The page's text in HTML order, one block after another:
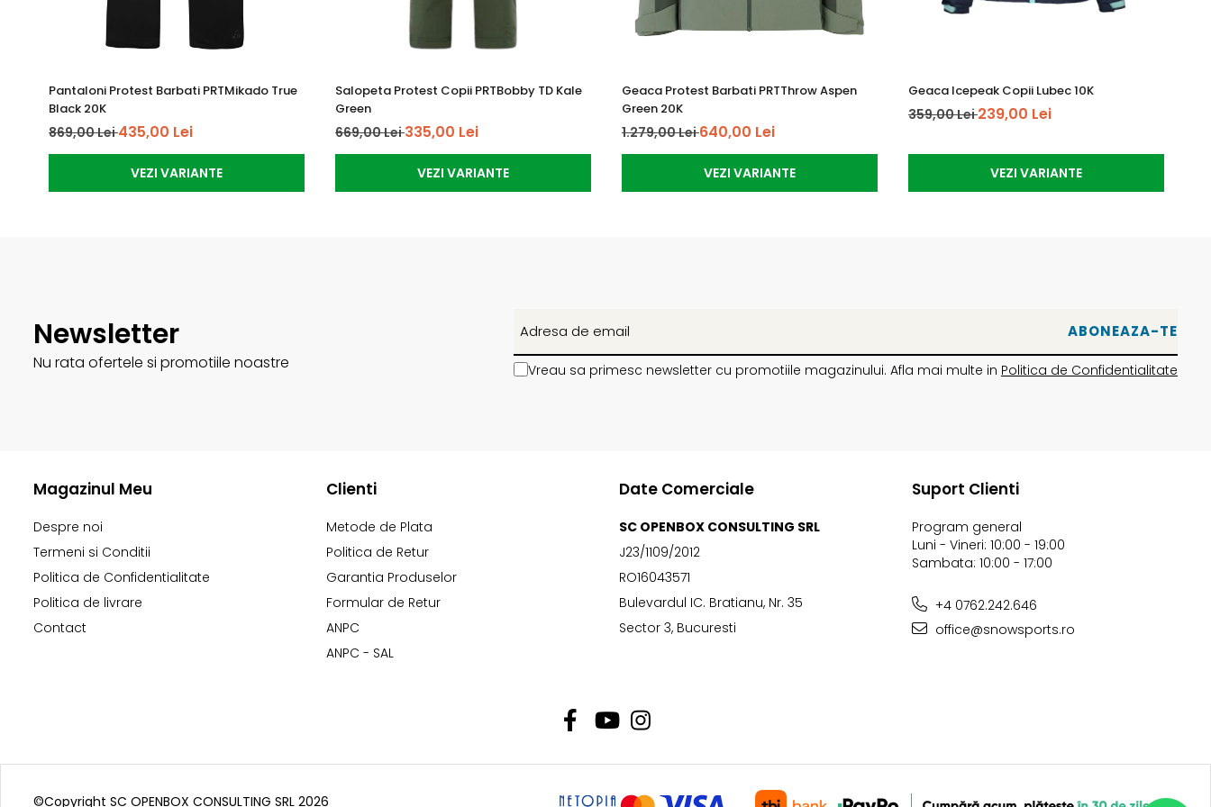
Pantaloni Protest Barbati PRTMikado True
Black 20K
869,00 Lei435,00 Lei
VEZI VARIANTE
Salopeta Protest Copii PRTBobby TD Kale
Green
669,00 Lei335,00 Lei
VEZI VARIANTE
Geaca Protest Barbati PRTThrow Aspen
Green 20K
1.279,00 Lei640,00 Lei
VEZI VARIANTE
Geaca Icepeak Copii Lubec 10K
359,00 Lei239,00 Lei
VEZI VARIANTE
Newsletter
Nu rata ofertele si promotiile noastre Vreau sa primesc newsletter cu promotiile magazinului. Afla mai multe in Politica de Confidentialitate
Magazinul Meu
Despre noi
Termeni si Conditii
Politica de Confidentialitate
Politica de livrare
Contact
Clienti
Metode de Plata
Politica de Retur
Garantia Produselor
Formular de Retur
ANPC
ANPC - SAL
Date Comerciale
SC OPENBOX CONSULTING SRL
J23/1109/2012
RO16043571
Bulevardul IC. Bratianu, Nr. 35
Sector 3, Bucuresti
Suport Clienti
Program general
Luni - Vineri: 10:00 - 19:00
Sambata: 10:00 - 17:00
+4 0762.242.646
office@snowsports.ro
©Copyright SC OPENBOX CONSULTING SRL 2026